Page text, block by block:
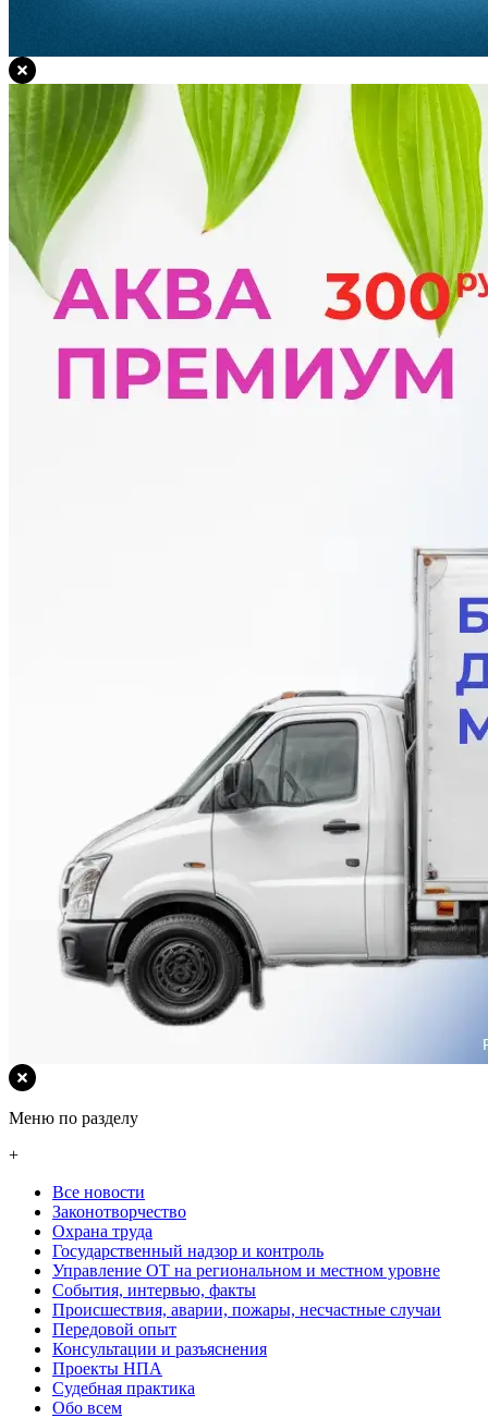
Меню по разделу
+
Все новости
Законотворчество
Охрана труда
Государственный надзор и контроль
Управление ОТ на региональном и местном уровне
События, интервью, факты
Происшествия, аварии, пожары, несчастные случаи
Передовой опыт
Консультации и разъяснения
Проекты НПА
Судебная практика
Обо всем